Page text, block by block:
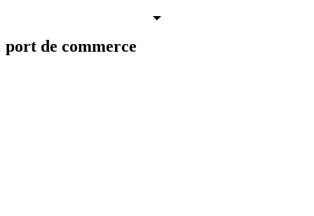
port de commerce